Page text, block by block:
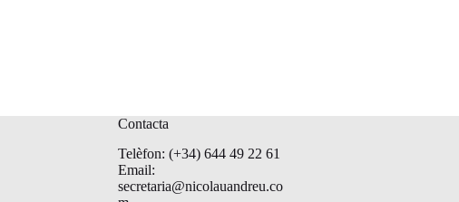
Contacta
Telèfon: (+34) 644 49 22 61
Email:
secretaria@nicolauandreu.co